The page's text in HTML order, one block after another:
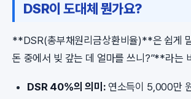
DSR이 도대체 뭔가요?
**DSR(총부채원리금상환비율)**은 쉽게
돈 중에서 빚 갚는 데 얼마를 쓰니?”**라는
DSR 40%의 의미:연소득이 5,000만